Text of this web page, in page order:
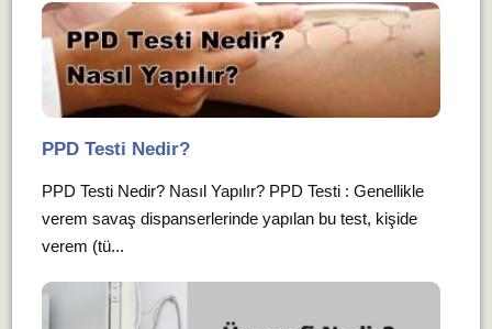
PPD Testi Nedir?
PPD Testi Nedir? Nasıl Yapılır? PPD Testi : Genellikle
verem savaş dispanserlerinde yapılan bu test, kişide
verem (tü...